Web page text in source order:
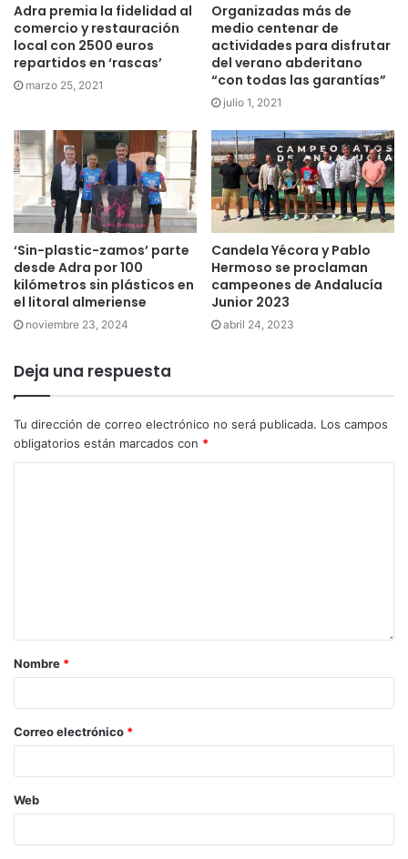
Adra premia la fidelidad al
comercio y restauración
local con 2500 euros
repartidos en ‘rascas’
marzo 25, 2021
Organizadas más de
medio centenar de
actividades para disfrutar
del verano abderitano
“con todas las garantías”
julio 1, 2021
‘Sin-plastic-zamos’ parte
desde Adra por 100
kilómetros sin plásticos en
el litoral almeriense
noviembre 23, 2024
Candela Yécora y Pablo
Hermoso se proclaman
campeones de Andalucía
Junior 2023
abril 24, 2023
Deja una respuesta
Tu dirección de correo electrónico no será publicada. Los campos
obligatorios están marcados con *
Nombre *
Correo electrónico *
Web